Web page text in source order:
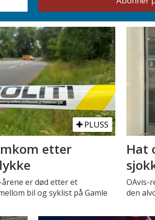
PLUSS
etter
årene er død etter et
bil og syklist på Gamle
Hat
OAvis-
den